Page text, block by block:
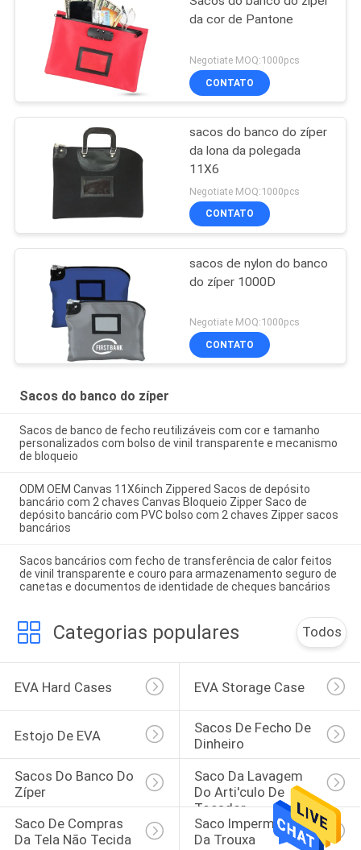
da cor de Pantone
Negotiate MOQ:1000pcs
CONTATO
sacos do banco do zíper
da lona da polegada
11X6
Negotiate MOQ:1000pcs
CONTATO
sacos de nylon do banco
do zíper 1000D
Negotiate MOQ:1000pcs
CONTATO
Sacos do banco do zíper
Sacos de banco de fecho reutilizáveis com cor e tamanho
personalizados com bolso de vinil transparente e mecanismo
de bloqueio
ODM OEM Canvas 11X6inch Zippered Sacos de depósito
bancário com 2 chaves Canvas Bloqueio Zipper Saco de
depósito bancário com PVC bolso com 2 chaves Zipper sacos
bancários
Sacos bancários com fecho de transferência de calor feitos
de vinil transparente e couro para armazenamento seguro de
canetas e documentos de identidade de cheques bancários
Categorias populares Todos
EVA Hard Cases EVA Storage Case
Estojo De EVA
Sacos De Fecho De
Dinheiro
Sacos Do Banco Do
Zíper
Saco Da Lavagem
Do Arti'culo De
Tocador
Saco De Compras
Da Tela Não Tecida
Saco Impermeável
Da Trouxa